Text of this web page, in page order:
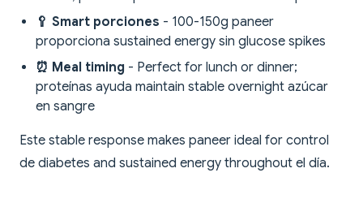
🥄 Smart porciones - 100-150g paneer
proporciona sustained energy sin glucose spikes
⏰ Meal timing - Perfect for lunch or dinner;
proteínas ayuda maintain stable overnight azúcar
en sangre
Este stable response makes paneer ideal for control
de diabetes and sustained energy throughout el día.